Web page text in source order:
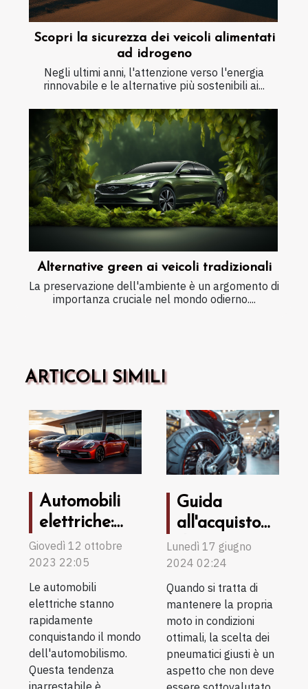
Scopri la sicurezza dei veicoli alimentati
ad idrogeno
Negli ultimi anni, l'attenzione verso l'energia
rinnovabile e le alternative più sostenibili ai...
Alternative green ai veicoli tradizionali
La preservazione dell'ambiente è un argomento di
importanza cruciale nel mondo odierno....
ARTICOLI SIMILI
Automobili
elettriche:
una
tendenza
inarrestabile
Giovedì 12 ottobre
2023 22:05
Le automobili
elettriche stanno
rapidamente
conquistando il mondo
dell'automobilismo.
Questa tendenza
Guida
all'acquisto
di pneumatici
per moto
online:
consigli e
strategie per
fare la scelta
giusta
Lunedì 17 giugno
2024 02:24
Quando si tratta di
mantenere la propria
moto in condizioni
ottimali, la scelta dei
pneumatici giusti è un
aspetto che non deve